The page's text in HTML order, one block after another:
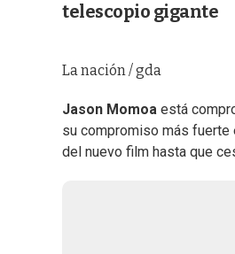
telescopio gigante
La nación / gda
Jason Momoa está
su compromiso más fuerte
del nuevo film hasta que